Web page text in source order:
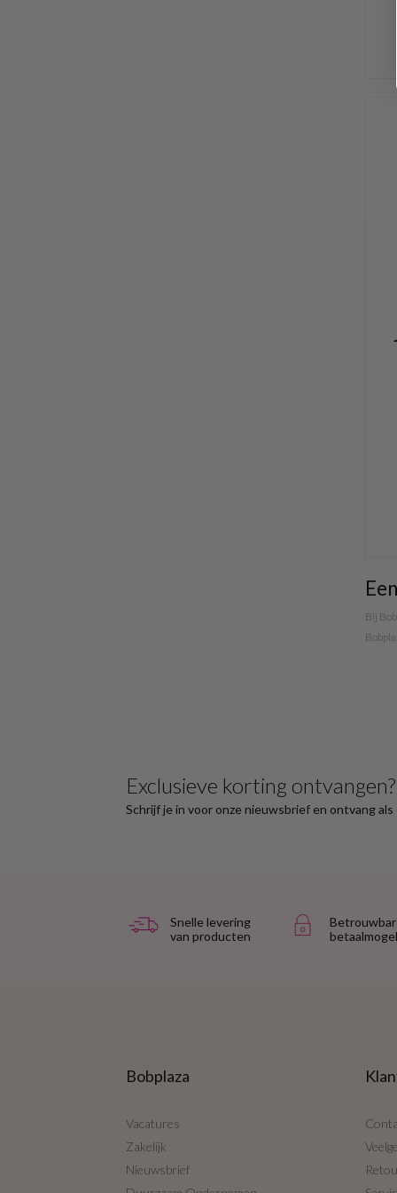
Bij
Exclusieve korting ontvangen?
Schrijf je in voor onze nieuwsbrief en ontvang
Snelle levering
van producten
Bobplaza
Vacatures
Zakelijk
Nieuwsbrief